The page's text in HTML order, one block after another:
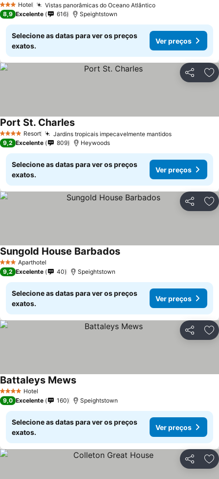
3 EstrelasHotel Vistas panorâmicas do Oceano Atlântico
8,9 Excelente 616 Speightstown
Selecione as datas para ver os preços
exatos.
Ver preços
Partilhar
4 EstrelasResort Jardins tropicais impecavelmente mantidos
Port St. Charles
9,2 Excelente 809 Heywoods
Selecione as datas para ver os preços
exatos.
Ver preços
Partilhar
3 EstrelasAparthotel
Sungold House Barbados
9,2 Excelente 40 Speightstown
Selecione as datas para ver os preços
exatos.
Ver preços
Partilhar
4 EstrelasHotel
Battaleys Mews
9,0 Excelente 160 Speightstown
Selecione as datas para ver os preços
exatos.
Ver preços
Partilhar